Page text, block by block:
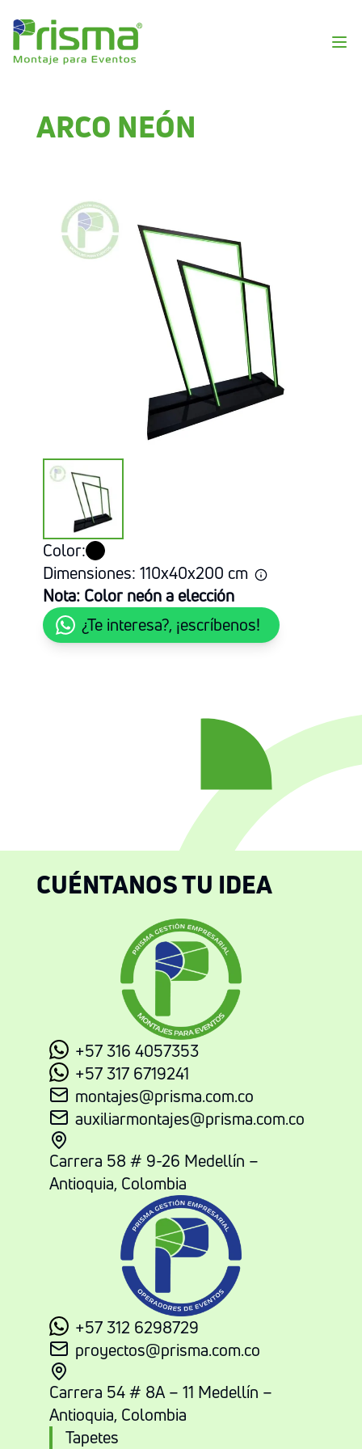
ARCO NEÓN
Color:
Dimensiones: 110x40x200 cm
Nota: Color neón a elección
¿Te interesa?, ¡escríbenos!
CUÉNTANOS TU IDEA
+57 316 4057353
+57 317 6719241
montajes@prisma.com.co
auxiliarmontajes@prisma.com.co
Carrera 58 # 9-26 Medellín –
Antioquia, Colombia
+57 312 6298729
proyectos@prisma.com.co
Carrera 54 # 8A – 11 Medellín –
Antioquia, Colombia
Tapetes